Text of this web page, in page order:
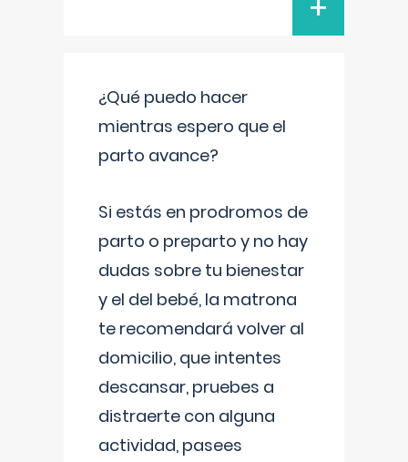
¿Qué puedo hacer
mientras espero que el
parto avance?
Si estás en prodromos de
parto o preparto y no hay
dudas sobre tu bienestar
y el del bebé, la matrona
te recomendará volver al
domicilio, que intentes
descansar, pruebes a
distraerte con alguna
actividad, pasees